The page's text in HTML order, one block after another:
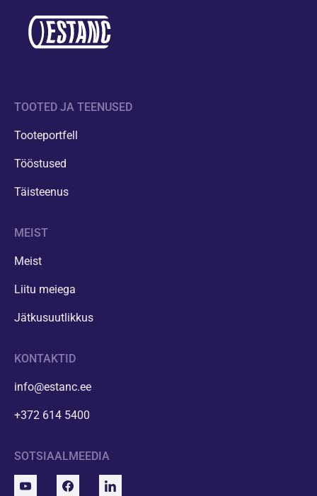
TOOTED JA TEENUSED
Tooteportfell
Tööstused
Täisteenus
MEIST
Meist
Liitu meiega
Jätkusuutlikkus
KONTAKTID
info@estanc.ee
+372 614 5400
SOTSIAALMEEDIA